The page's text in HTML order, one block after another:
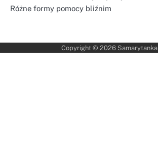
Różne formy pomocy bliźnim
Copyright © 2026 Samarytanka